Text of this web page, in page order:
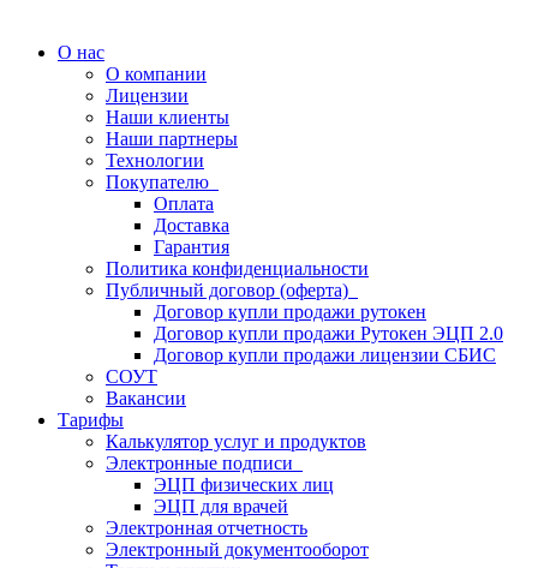
О нас
О компании
Лицензии
Наши клиенты
Наши партнеры
Технологии
Покупателю
Оплата
Доставка
Гарантия
Политика конфиденциальности
Публичный договор (оферта)
Договор купли продажи рутокен
Договор купли продажи Рутокен ЭЦП 2.0
Договор купли продажи лицензии СБИС
СОУТ
Вакансии
Тарифы
Калькулятор услуг и продуктов
Электронные подписи
ЭЦП физических лиц
ЭЦП для врачей
Электронная отчетность
Электронный документооборот